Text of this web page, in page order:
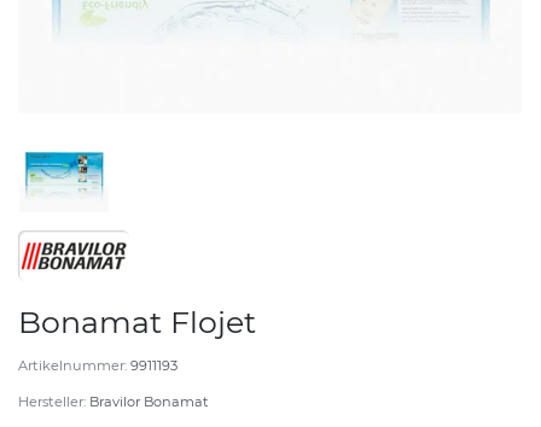
Bonamat Flojet
Artikelnummer: 9911193
Hersteller: Bravilor Bonamat